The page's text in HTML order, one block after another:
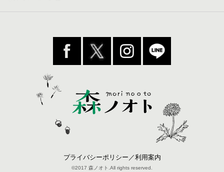
プライバシーポリシー／利用案内
©2017 森ノオト.All rights reserved.